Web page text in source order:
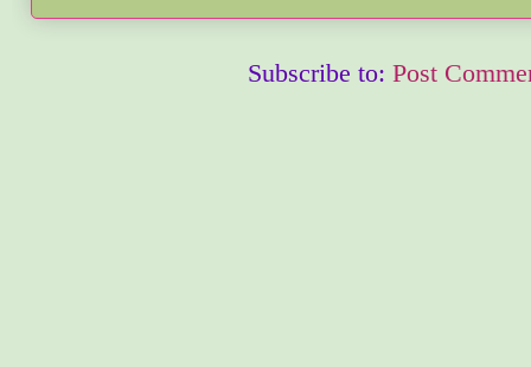
Subscribe to: Post